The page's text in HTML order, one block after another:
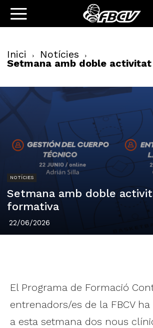
Inici Notícies
Setmana amb doble
NOTÍCIES
Setmana amb doble
formativa
22/06/2026
El Programa de Formació
entrenadors/es de la FBCV
a esta setmana dos nous